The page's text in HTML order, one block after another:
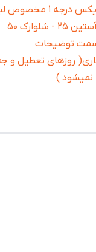
مخصوص لباس خواب
توضیحات
روزهای تعطیل و
)